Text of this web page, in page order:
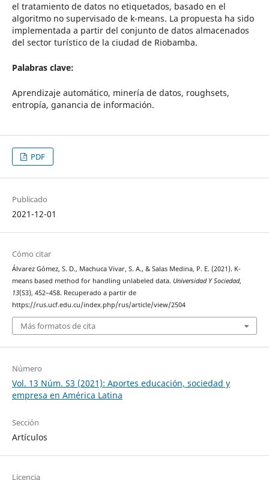
el tratamiento de datos no etiquetados, basado en el
algoritmo no supervisado de k-means. La propuesta ha sido
implementada a partir del conjunto de datos almacenados
del sector turístico de la ciudad de Riobamba.
Palabras clave:
Aprendizaje automático, minería de datos, roughsets,
entropía, ganancia de información.
PDF
Publicado
2021-12-01
Cómo citar
Álvarez Gómez, S. D., Machuca Vivar, S. A., & Salas Medina, P. E. (2021). K-
means based method for handling unlabeled data. Universidad Y Sociedad,
13(S3), 452–458. Recuperado a partir de
https://rus.ucf.edu.cu/index.php/rus/article/view/2504
Más formatos de cita
Número
Vol. 13 Núm. S3 (2021): Aportes educación, sociedad y
empresa en América Latina
Sección
Artículos
Licencia